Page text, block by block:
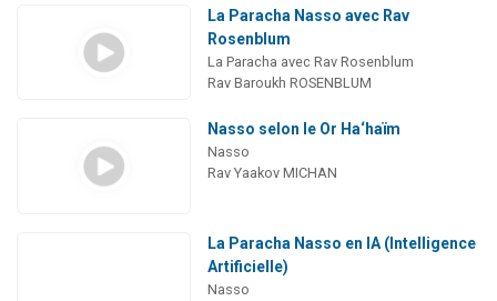
La Paracha Nasso avec Rav
Rosenblum
La Paracha avec Rav Rosenblum
Rav Baroukh ROSENBLUM
Nasso selon le Or Ha‘haïm
Nasso
Rav Yaakov MICHAN
La Paracha Nasso en IA (Intelligence
Artificielle)
Nasso